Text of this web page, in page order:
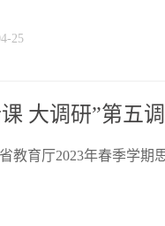
25
大调研”第五
教育厅2023年春季学